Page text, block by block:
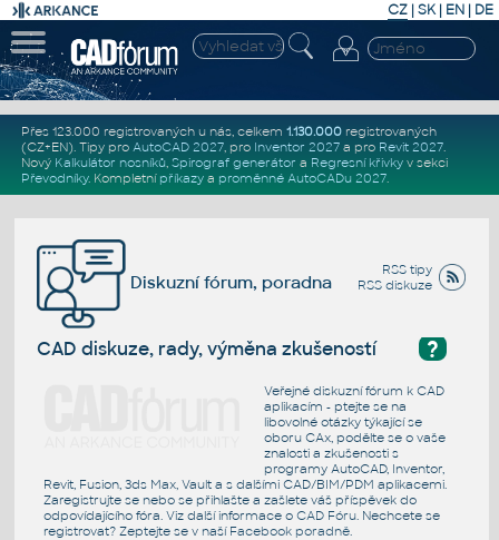
CZ | SK| EN | DE
Přes 123.000 registrovaných u nás, celkem 1.130.000registrovaných
(CZ+EN). Tipy pro AutoCAD 2027, pro Inventor 2027a pro Revit 2027.
Nový Kalkulátor nosníků, Spirograf generátor a Regresní křivkyv sekci
Převodníky. Kompletní příkazya proměnné AutoCADu 2027.
RSS tipy
RSS diskuze
Diskuzní fórum, poradna
?
CAD diskuze, rady, výměna zkušeností
Veřejné diskuzní fórum k CAD
aplikacím - ptejte se na
libovolné otázky týkající se
oboru CAx, podělte se o vaše
znalosti a zkušenosti s
programy AutoCAD, Inventor,
Revit, Fusion, 3ds Max, Vault a s dalšími CAD/BIM/PDM aplikacemi.
Zaregistrujte se nebo se přihlašte a zašlete váš příspěvek do
odpovídajícího fóra. Viz další informace o CAD Fóru. Nechcete se
registrovat? Zeptejte se v naší Facebook poradně.